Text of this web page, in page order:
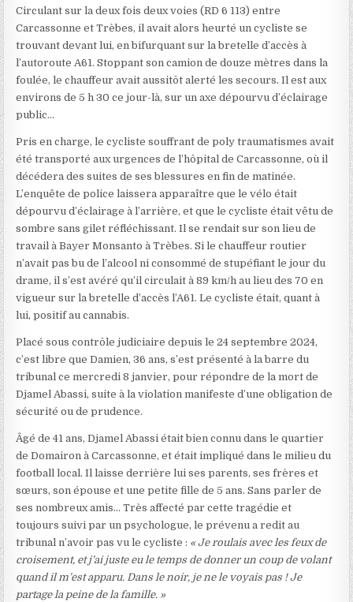
Circulant sur la deux fois deux voies (RD 6 113) entre
Carcassonne et Trèbes, il avait alors heurté un cycliste se
trouvant devant lui, en bifurquant sur la bretelle d’accès à
l’autoroute A61. Stoppant son camion de douze mètres dans la
foulée, le chauffeur avait aussitôt alerté les secours. Il est aux
environs de 5 h 30 ce jour-là, sur un axe dépourvu d’éclairage
public…
Pris en charge, le cycliste souffrant de poly traumatismes avait
été transporté aux urgences de l’hôpital de Carcassonne, où il
décédera des suites de ses blessures en fin de matinée.
L’enquête de police laissera apparaître que le vélo était
dépourvu d’éclairage à l’arrière, et que le cycliste était vêtu de
sombre sans gilet réfléchissant. Il se rendait sur son lieu de
travail à Bayer Monsanto à Trèbes. Si le chauffeur routier
n’avait pas bu de l’alcool ni consommé de stupéfiant le jour du
drame, il s’est avéré qu’il circulait à 89 km/h au lieu des 70 en
vigueur sur la bretelle d’accès l’A61. Le cycliste était, quant à
lui, positif au cannabis.
Placé sous contrôle judiciaire depuis le 24 septembre 2024,
c’est libre que Damien, 36 ans, s’est présenté à la barre du
tribunal ce mercredi 8 janvier, pour répondre de la mort de
Djamel Abassi, suite à la violation manifeste d’une obligation de
sécurité ou de prudence.
Âgé de 41 ans, Djamel Abassi était bien connu dans le quartier
de Domairon à Carcassonne, et était impliqué dans le milieu du
football local. Il laisse derrière lui ses parents, ses frères et
sœurs, son épouse et une petite fille de 5 ans. Sans parler de
ses nombreux amis… Très affecté par cette tragédie et
toujours suivi par un psychologue, le prévenu a redit au
tribunal n’avoir pas vu le cycliste : « Je roulais avec les feux de
croisement, et j’ai juste eu le temps de donner un coup de volant
quand il m’est apparu. Dans le noir, je ne le voyais pas ! Je
partage la peine de la famille. »